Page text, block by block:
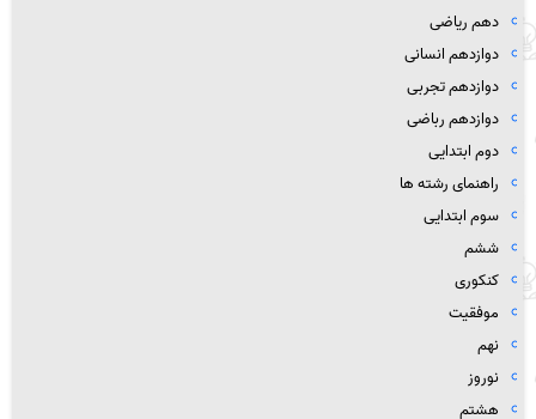
دهم ریاضی
دوازدهم انسانی
دوازدهم تجربی
دوازدهم رباضی
دوم ابتدایی
راهنمای رشته ها
سوم ابتدایی
ششم
کنکوری
موفقیت
نهم
نوروز
هشتم